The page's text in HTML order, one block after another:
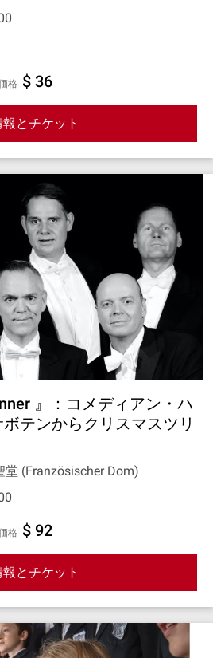
価格 $ 36
報とチケット
』：コメディアン・ハ
テンからクリスマスツリ
(Französischer Dom)
価格 $ 92
報とチケット